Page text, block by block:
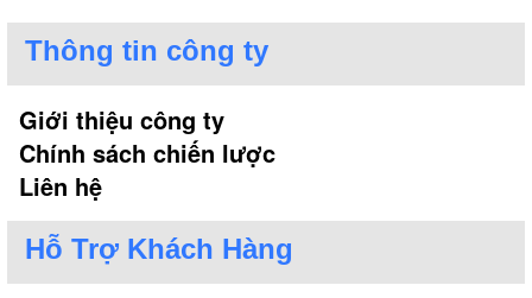
Thông tin công ty
Giới thiệu công ty
Chính sách chiến lược
Liên hệ
Hỗ Trợ Khách Hàng